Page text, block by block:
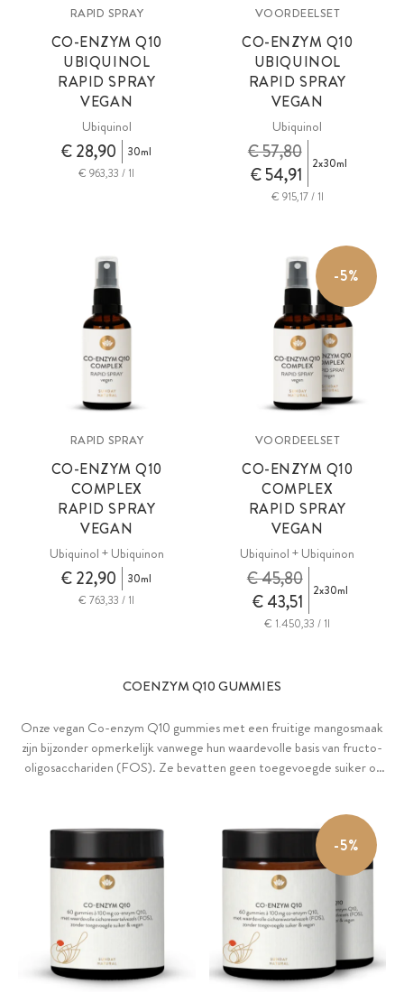
RAPID SPRAY
CO-ENZYM Q10
UBIQUINOL
RAPID SPRAY
VEGAN
Ubiquinol
€ 28,90
30ml
€ 963,33 / 1l
VOORDEELSET
CO-ENZYM Q10
UBIQUINOL
RAPID SPRAY
VEGAN
Ubiquinol
€ 54,91
€ 57,80 2x30ml
€ 915,17 / 1l
RAPID SPRAY
CO-ENZYM Q10
COMPLEX
RAPID SPRAY
VEGAN
Ubiquinol + Ubiquinon
€ 22,90
30ml
€ 763,33 / 1l
-5%
VOORDEELSET
CO-ENZYM Q10
COMPLEX
RAPID SPRAY
VEGAN
Ubiquinol + Ubiquinon
€ 43,51
€ 45,80 2x30ml
€ 1.450,33 / 1l
COENZYM Q10 GUMMIES
Onze vegan Co-enzym Q10 gummies met een fruitige mangosmaak
zijn bijzonder opmerkelijk vanwege hun waardevolle basis van fructo-
oligosacchariden (FOS). Ze bevatten geen toegevoegde suiker of
-5%